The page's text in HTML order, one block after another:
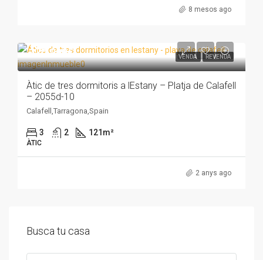
8 mesos ago
VENDA REVENDA
370.000€
Àtic de tres dormitoris a lEstany – Platja de Calafell
– 2055d-10
Calafell,Tarragona,Spain
3 2 121 m²
ÀTIC
2 anys ago
Busca tu casa